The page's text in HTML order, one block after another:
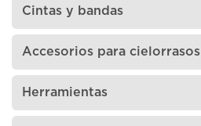
Cintas y bandas
Accesorios para cielorrasos
Herramientas